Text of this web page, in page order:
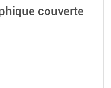
couverte